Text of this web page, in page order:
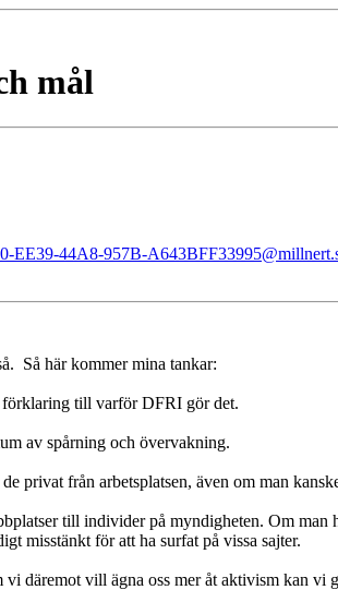
mål
EE39-44A8-957B-
Så här kommer mina tankar:
förklaring till varför DFRI gör det.
av spårning och övervakning.
privat från arbetsplatsen, även om man
till individer på myndigheten. Om man
misstänkt för att ha surfat på vissa sajter.
däremot vill ägna oss mer åt aktivism kan vi